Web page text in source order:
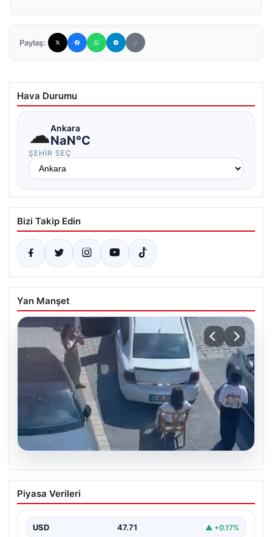
Paylaş:
Hava Durumu
☁Ankara
NaN°C
ŞEHIR SEÇ
Bizi Takip Edin
Yan Manşet
05.08.2026
Yalova’da Kafenin Önünde Park İhlali
Komik ve Gergin Anlara Sahne Oldu
Mahallesi Ufuk Sokak'ta bulunan bir kafede çalışan…
Piyasa Verileri
USD 47.71 ▲ +0.17%